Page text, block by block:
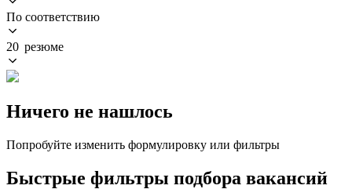
По соответствию
20 резюме
Ничего не нашлось
Попробуйте изменить формулировку или фильтры
Быстрые фильтры подбора вакансий